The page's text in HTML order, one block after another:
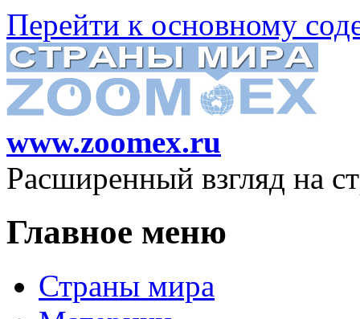
Перейти к основному
www.zoomex.ru
Расширенный взгляд на
Главное меню
Страны мира